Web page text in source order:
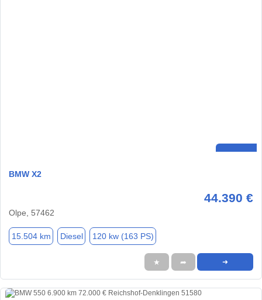
BMW X2
44.390 €
Olpe, 57462
15.504 km Diesel 120 kw (163 PS)
★ ➦ ➜